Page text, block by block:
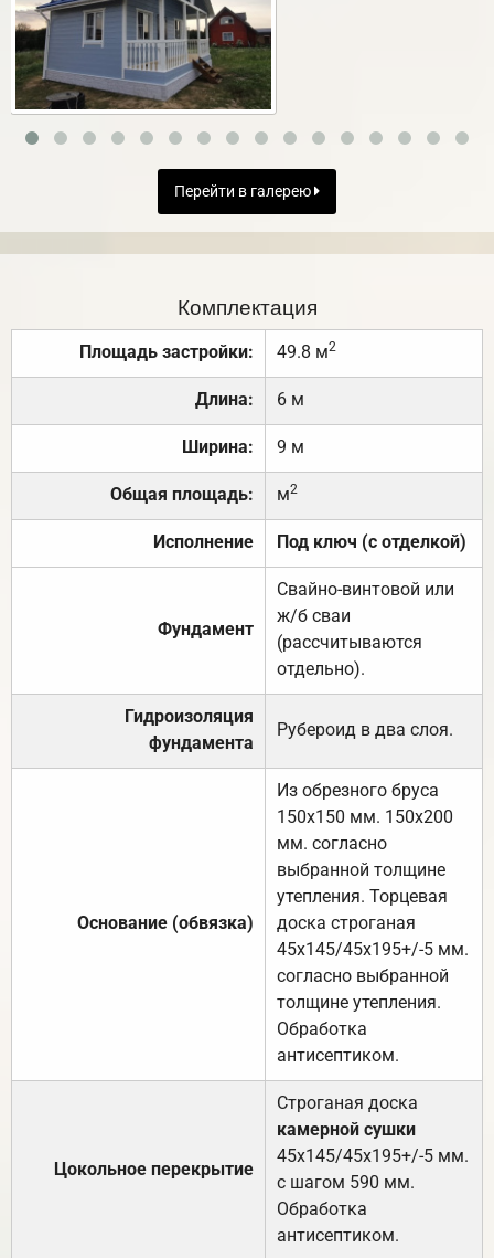
Перейти в галерею
Комплектация
Площадь застройки: 49.8 м2
Длина: 6 м
Ширина: 9 м
Общая площадь: м2
Исполнение Под ключ (с отделкой)
Фундамент
Свайно-винтовой или
ж/б сваи
(рассчитываются
отдельно).
Гидроизоляция
фундамента
Рубероид в два слоя.
Основание (обвязка)
Из обрезного бруса
150х150 мм. 150х200
мм. согласно
выбранной толщине
утепления. Торцевая
доска строганая
45х145/45х195+/-5 мм.
согласно выбранной
толщине утепления.
Обработка
антисептиком.
Цокольное перекрытие
Строганая доска
камерной сушки
45х145/45х195+/-5 мм.
с шагом 590 мм.
Обработка
антисептиком.